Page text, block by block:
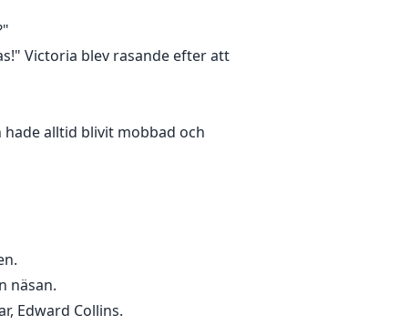
Victoria blev rasande efter att
alltid blivit mobbad och
näsan.
Edward Collins.